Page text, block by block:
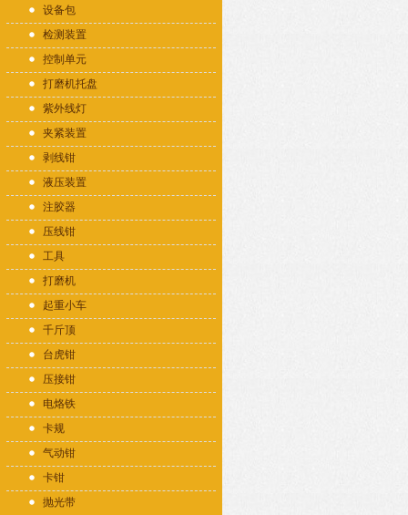
设备包
检测装置
控制单元
打磨机托盘
紫外线灯
夹紧装置
剥线钳
液压装置
注胶器
压线钳
工具
打磨机
起重小车
千斤顶
台虎钳
压接钳
电烙铁
卡规
气动钳
卡钳
抛光带